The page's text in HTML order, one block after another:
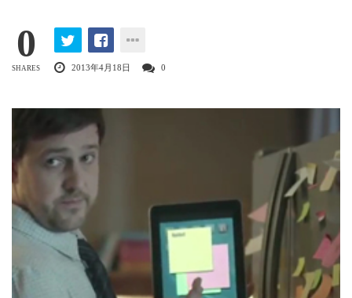
0
SHARES 2013年4月18日 0